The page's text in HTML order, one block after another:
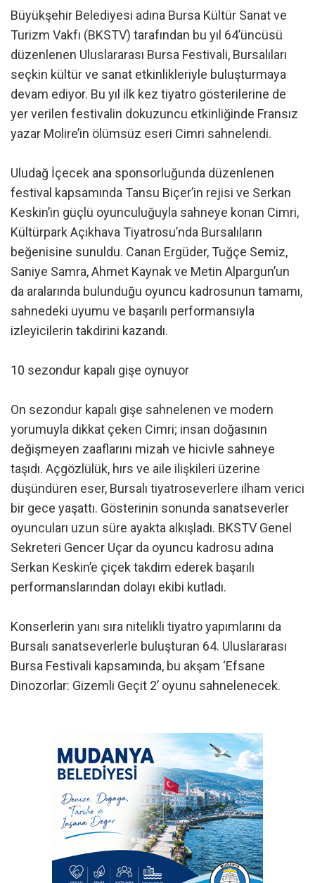
Büyükşehir Belediyesi adına Bursa Kültür Sanat ve
Turizm Vakfı (BKSTV) tarafından bu yıl 64’üncüsü
düzenlenen Uluslararası Bursa Festivali, Bursalıları
seçkin kültür ve sanat etkinlikleriyle buluşturmaya
devam ediyor. Bu yıl ilk kez tiyatro gösterilerine de
yer verilen festivalin dokuzuncu etkinliğinde Fransız
yazar Molire’in ölümsüz eseri Cimri sahnelendi.
Uludağ İçecek ana sponsorluğunda düzenlenen
festival kapsamında Tansu Biçer’in rejisi ve Serkan
Keskin’in güçlü oyunculuğuyla sahneye konan Cimri,
Kültürpark Açıkhava Tiyatrosu’nda Bursalıların
beğenisine sunuldu. Canan Ergüder, Tuğçe Semiz,
Saniye Samra, Ahmet Kaynak ve Metin Alpargun’un
da aralarında bulunduğu oyuncu kadrosunun tamamı,
sahnedeki uyumu ve başarılı performansıyla
izleyicilerin takdirini kazandı.
10 sezondur kapalı gişe oynuyor
On sezondur kapalı gişe sahnelenen ve modern
yorumuyla dikkat çeken Cimri; insan doğasının
değişmeyen zaaflarını mizah ve hicivle sahneye
taşıdı. Açgözlülük, hırs ve aile ilişkileri üzerine
düşündüren eser, Bursalı tiyatroseverlere ilham verici
bir gece yaşattı. Gösterinin sonunda sanatseverler
oyuncuları uzun süre ayakta alkışladı. BKSTV Genel
Sekreteri Gencer Uçar da oyuncu kadrosu adına
Serkan Keskin’e çiçek takdim ederek başarılı
performanslarından dolayı ekibi kutladı.
Konserlerin yanı sıra nitelikli tiyatro yapımlarını da
Bursalı sanatseverlerle buluşturan 64. Uluslararası
Bursa Festivali kapsamında, bu akşam ‘Efsane
Dinozorlar: Gizemli Geçit 2’ oyunu sahnelenecek.